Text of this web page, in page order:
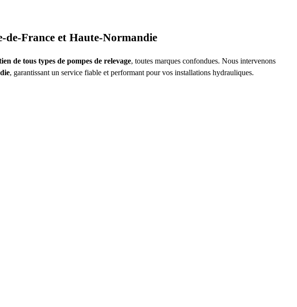
de-France et Haute-Normandie
de tous types de pompes de relevage, toutes marques confondues. Nous intervenons
, garantissant un service fiable et performant pour vos installations hydrauliques.